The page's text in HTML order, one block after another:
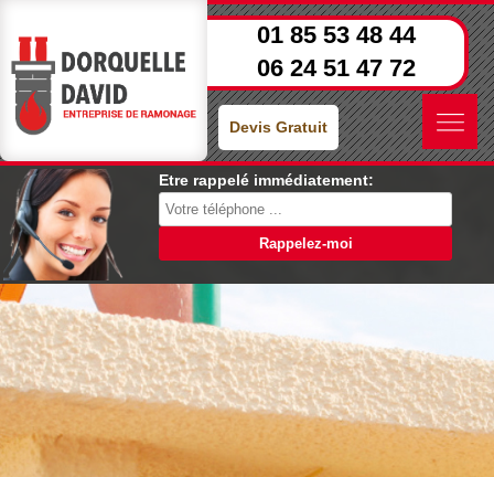
01 85 53 48 44
06 24 51 47 72
Devis Gratuit
Etre rappelé immédiatement: